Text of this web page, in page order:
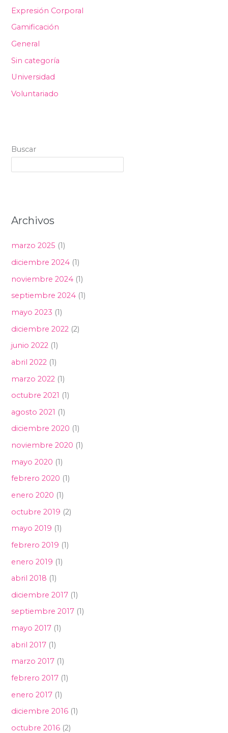
Expresión Corporal
Gamificación
General
Sin categoría
Universidad
Voluntariado
Buscar
Archivos
marzo 2025 (1)
diciembre 2024 (1)
noviembre 2024 (1)
septiembre 2024 (1)
mayo 2023 (1)
diciembre 2022 (2)
junio 2022 (1)
abril 2022 (1)
marzo 2022 (1)
octubre 2021 (1)
agosto 2021 (1)
diciembre 2020 (1)
noviembre 2020 (1)
mayo 2020 (1)
febrero 2020 (1)
enero 2020 (1)
octubre 2019 (2)
mayo 2019 (1)
febrero 2019 (1)
enero 2019 (1)
abril 2018 (1)
diciembre 2017 (1)
septiembre 2017 (1)
mayo 2017 (1)
abril 2017 (1)
marzo 2017 (1)
febrero 2017 (1)
enero 2017 (1)
diciembre 2016 (1)
octubre 2016 (2)